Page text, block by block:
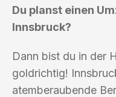
Du planst einen
Innsbruck?
Dann bist du in der
goldrichtig!
atemberaubende